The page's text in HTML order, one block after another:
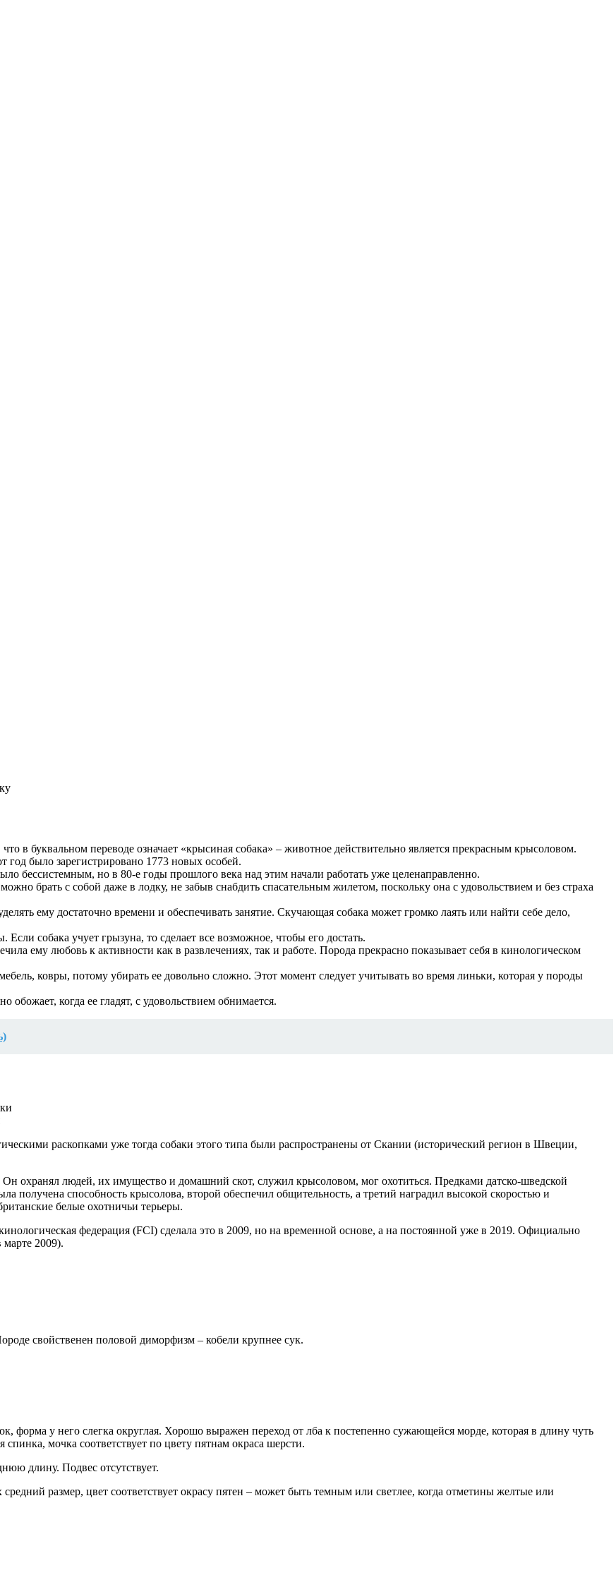
в буквальном переводе означает «крысиная собака» – животное действительно является прекрасным крысоловом.
год было зарегистрировано 1773 новых особей.
бессистемным, но в 80-е годы прошлого века над этим начали работать уже целенаправленно.
брать с собой даже в лодку, не забыв снабдить спасательным жилетом, поскольку она с удовольствием и без страха
ему достаточно времени и обеспечивать занятие. Скучающая собака может громко лаять или найти себе дело,
собака учует грызуна, то сделает все возможное, чтобы его достать.
ему любовь к активности как в развлечениях, так и работе. Порода прекрасно показывает себя в кинологическом
ковры, потому убирать ее довольно сложно. Этот момент следует учитывать во время линьки, которая у породы
обожает, когда ее гладят, с удовольствием обнимается.
раскопками уже тогда собаки этого типа были распространены от Скании (исторический регион в Швеции,
охранял людей, их имущество и домашний скот, служил крысоловом, мог охотиться. Предками датско-шведской
получена способность крысолова, второй обеспечил общительность, а третий наградил высокой скоростью и
белые охотничьи терьеры.
федерация (FCI) сделала это в 2009, но на временной основе, а на постоянной уже в 2019. Официально
2009).
свойственен половой диморфизм – кобели крупнее сук.
форма у него слегка округлая. Хорошо выражен переход от лба к постепенно сужающейся морде, которая в длину чуть
мочка соответствует по цвету пятнам окраса шерсти.
длину. Подвес отсутствует.
размер, цвет соответствует окрасу пятен – может быть темным или светлее, когда отметины желтые или